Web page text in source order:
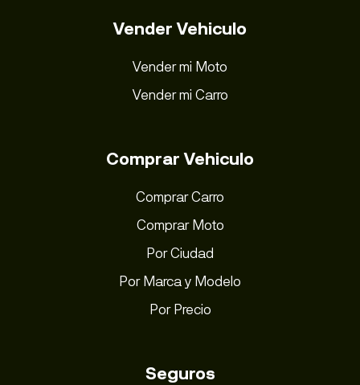
Vender Vehiculo
Vender mi Moto
Vender mi Carro
Comprar Vehiculo
Comprar Carro
Comprar Moto
Por Ciudad
Por Marca y Modelo
Por Precio
Seguros